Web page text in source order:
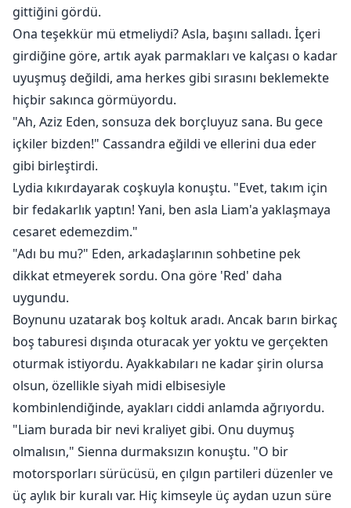
gittiğini gördü.
Ona teşekkür mü etmeliydi? Asla, başını salladı. İçeri
girdiğine göre, artık ayak parmakları ve kalçası o kadar
uyuşmuş değildi, ama herkes gibi sırasını beklemekte
hiçbir sakınca görmüyordu.
"Ah, Aziz Eden, sonsuza dek borçluyuz sana. Bu gece
içkiler bizden!" Cassandra eğildi ve ellerini dua eder
gibi birleştirdi.
Lydia kıkırdayarak coşkuyla konuştu. "Evet, takım için
bir fedakarlık yaptın! Yani, ben asla Liam'a yaklaşmaya
cesaret edemezdim."
"Adı bu mu?" Eden, arkadaşlarının sohbetine pek
dikkat etmeyerek sordu. Ona göre 'Red' daha
uygundu.
Boynunu uzatarak boş koltuk aradı. Ancak barın birkaç
boş taburesi dışında oturacak yer yoktu ve gerçekten
oturmak istiyordu. Ayakkabıları ne kadar şirin olursa
olsun, özellikle siyah midi elbisesiyle
kombinlendiğinde, ayakları ciddi anlamda ağrıyordu.
"Liam burada bir nevi kraliyet gibi. Onu duymuş
olmalısın," Sienna durmaksızın konuştu. "O bir
motorsporları sürücüsü, en çılgın partileri düzenler ve
üç aylık bir kuralı var. Hiç kimseyle üç aydan uzun süre